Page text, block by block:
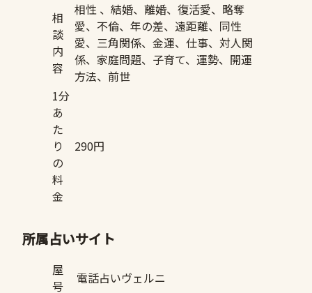
相
談
内
容
相性 、結婚、離婚、復活愛、略奪
愛、不倫、年の差、遠距離、同性
愛、三角関係、金運、仕事、対人関
係、家庭問題、子育て、運勢、開運
方法、前世
1分
あ
た
り
の
料
金
290円
所属占いサイト
屋
号
電話占いヴェルニ